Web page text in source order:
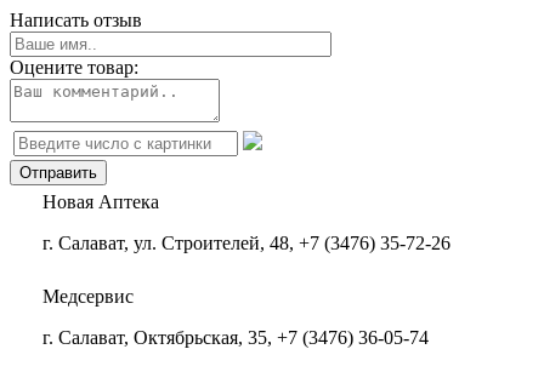
Написать отзыв
Оцените товар:
Новая Аптека
г. Салават, ул. Строителей, 48, +7 (3476) 35-72-26
Медсервис
г. Салават, Октябрьская, 35, +7 (3476) 36-05-74